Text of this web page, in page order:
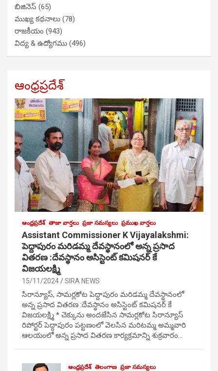
బిజినెస్ (65)
ముఖ్య కథనాలు (78)
రాజకీయం (943)
విద్య & ఉద్యోగము (496)
ఆంధ్రప్రదేశ్
ఆంధ్రప్రదేశ్ తాజా వార్తలు ప్రజా సమస్యలు ప్రముఖ వార్తలు
Assistant Commissioner K Vijayalakshmi:
పెద్దాపురం మరిడమ్మ దేవస్థానంలో అన్న ప్రసాద
వితరణ :దేవస్థానం అసిస్టెంట్ కమిషనర్ కే
విజయలక్ష్మి
15/11/2024 SIRA NEWS
సిరాన్యూస్, సామర్లకోట పెద్దాపురం మరిడమ్మ దేవస్థానంలో
అన్న ప్రసాద వితరణ :దేవస్థానం అసిస్టెంట్ కమిషనర్ కే
విజయలక్ష్మి * చెక్కును అందజేసిన సామర్లకోట సిరాన్యూస్
రిపోర్టర్ పెద్దాపురం పట్టణంలో వెలసిన మరిటమ్మ అమ్మవారి
ఆలయంలో అన్న ప్రసాద వితరణ కార్యక్రమాన్ని శుక్రవారం…
ఆంధ్రప్రదేశ్ తెలంగాణ ప్రజా సమస్యలు